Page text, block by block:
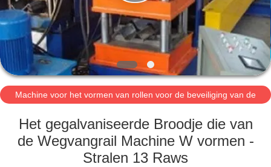
OVER
ONS
FABRIEKSTOCHT
KWALITEITSCONTROLE
SITEMAP
Machine voor het vormen van rollen voor de beveiliging van de
Het gegalvaniseerde Broodje die van
de Wegvangrail Machine W vormen -
Stralen 13 Raws